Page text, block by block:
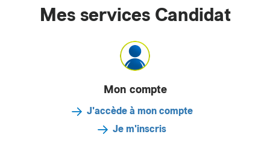
Mes services Candidat
Mon compte
J'accède à mon compte
Je m'inscris